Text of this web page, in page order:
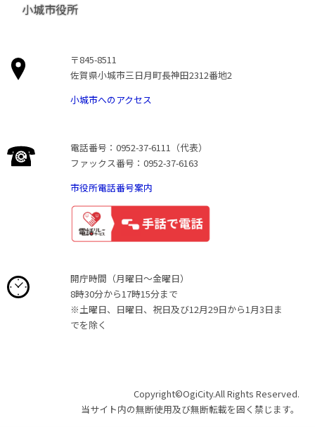
小城市役所
〒845-8511
佐賀県小城市三日月町長神田2312番地2
小城市へのアクセス
電話番号：0952-37-6111（代表）
ファックス番号：0952-37-6163
市役所電話番号案内
開庁時間（月曜日〜金曜日）
8時30分から17時15分まで
※土曜日、日曜日、祝日及び12月29日から1月3日ま
でを除く
Copyright©OgiCity.All Rights Reserved.
当サイト内の無断使用及び無断転載を固く禁じます。